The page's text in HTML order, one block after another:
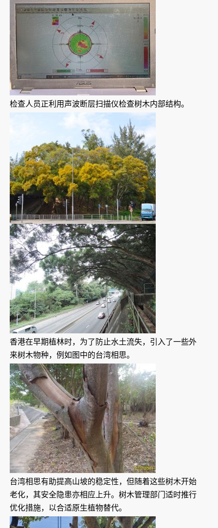
检查人员正利用声波断层扫描仪检查树木内部结构。
香港在早期植林时，为了防止水土流失，引入了一些外
来树木物种，例如图中的台湾相思。
台湾相思有助提高山坡的稳定性，但随着这些树木开始
老化，其安全隐患亦相应上升。树木管理部门适时推行
优化措施，以合适原生植物替代。